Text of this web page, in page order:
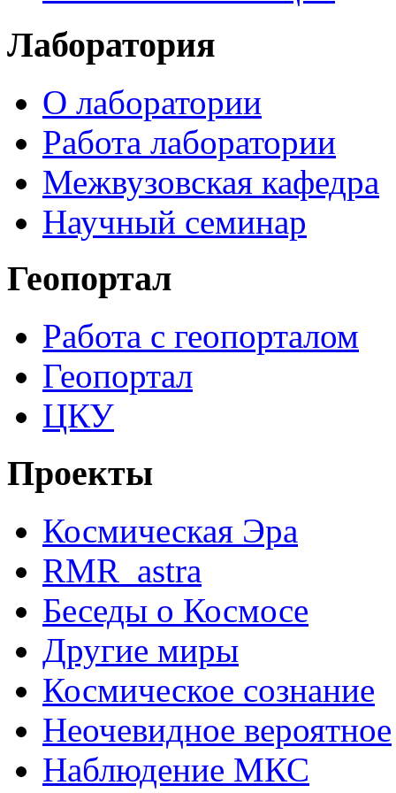
Лаборатория
О лаборатории
Работа лаборатории
Межвузовская кафедра
Научный семинар
Геопортал
Работа с геопорталом
Геопортал
ЦКУ
Проекты
Космическая Эра
RMR_astra
Беседы о Космосе
Другие миры
Космическое сознание
Неочевидное вероятное
Наблюдение МКС